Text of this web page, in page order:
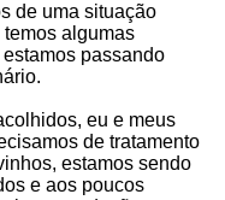
de uma situação
temos algumas
passando
eu e meus
de tratamento
estamos sendo
e aos poucos